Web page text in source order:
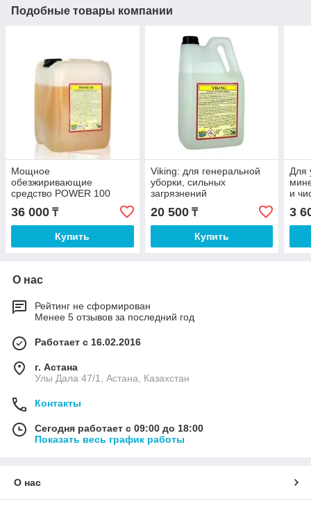
Подобные товары компании
Мощное
обезжиривающие
средство POWER 100
36 000 ₸
Купить
Viking: для генеральной
уборки, сильных
загрязнений
20 500₸
Купить
Для
и
3
О нас
Рейтинг не сформирован
Менее 5 отзывов за последний год
Работает с 16.02.2016
г. Астана
Улы Дала 47/1, Астана, Казахстан
Контакты
Сегодня работает с 09:00 до 18:00
Показать весь график работы
О нас